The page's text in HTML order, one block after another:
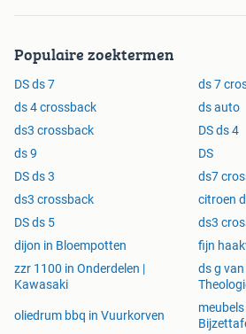
Autonomous Emergency Braking
Bluetooth
Bots waarschuwing systeem
Connected services
Cruise control adaptief met
Dodehoekdetectie met correctie
Elektronisch Stabiliteits
Elektronische
Hoofd airbag(s) achter
Hoofd airbag(s) voor
Keyless start
Passagiersairbag
Populaire zoektermen
DS ds 7
ds 7
ds 4 crossback
ds auto
ds3 crossback
DS ds 4
ds 9
DS
DS ds 3
ds7
ds3 crossback
citroen
DS ds 5
ds3
dijon in Bloempotten
fijn
zzr 1100 in Onderdelen |
Kawasaki
ds g
oliedrum bbq in Vuurkorven